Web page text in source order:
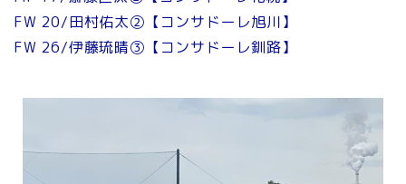
FW 20/田村佑太②【コンサドーレ旭川】
FW 26/伊藤琉晴③【コンサドーレ釧路】